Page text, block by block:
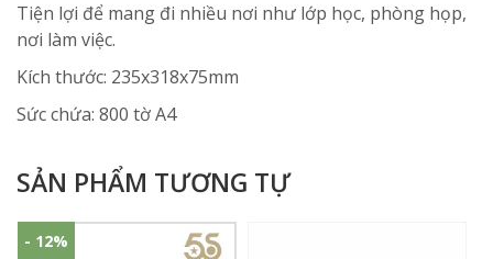
Tiện lợi để mang đi nhiều nơi như lớp học, phòng họp,
nơi làm việc.
Kích thước: 235x318x75mm
Sức chứa: 800 tờ A4
SẢN PHẨM TƯƠNG TỰ
- 12%